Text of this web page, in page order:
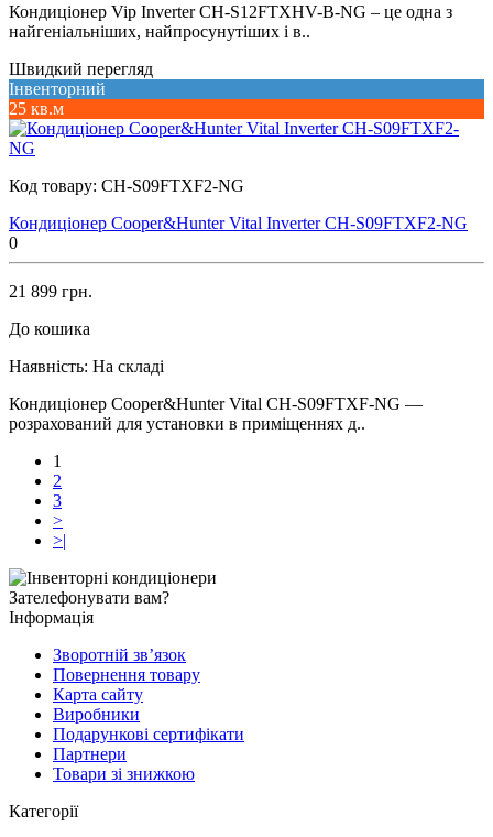
Кондиціонер Vip Inverter CH-S12FTXHV-B-NG – це одна з
найгеніальніших, найпросунутіших і в..
Швидкий перегляд
Інвенторний
25 кв.м
Код товару: CH-S09FTXF2-NG
Кондиціонер Cooper&Hunter Vital Inverter CH-S09FTXF2-NG
0
21 899 грн.
До кошика
Наявність: На складі
Кондиціонер Cooper&Hunter Vital CH-S09FTXF-NG —
розрахований для установки в приміщеннях д..
1
2
3
>
>|
Зателефонувати вам?
Інформація
Зворотній зв’язок
Повернення товару
Карта сайту
Виробники
Подарункові сертифікати
Партнери
Товари зі знижкою
Категорії